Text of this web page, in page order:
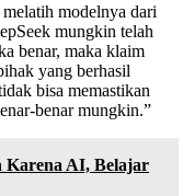
modelnya dari
mungkin telah
benar, maka klaim
yang berhasil
bisa memastikan
benar mungkin.”
Karena AI, Belajar